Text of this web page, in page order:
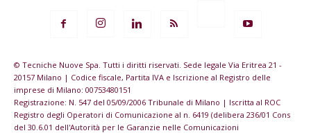
© Tecniche Nuove Spa. Tutti i diritti riservati. Sede legale Via Eritrea 21 -
20157 Milano | Codice fiscale, Partita IVA e Iscrizione al Registro delle
imprese di Milano: 00753480151
Registrazione: N. 547 del 05/09/2006 Tribunale di Milano | Iscritta al ROC
Registro degli Operatori di Comunicazione al n. 6419 (delibera 236/01 Cons
del 30.6.01 dell'Autorità per le Garanzie nelle Comunicazioni